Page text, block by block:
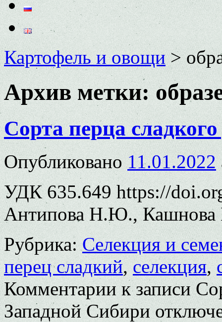
Картофель и овощи>
Архив метки:
Сорта перца
Опубликовано 11.01.2022
УДК 635.649 https://
Антипова Н.Ю., Кашнова
Рубрика: Селекция и
перец сладкий,селекция,
Комментариик записи
Западной Сибири